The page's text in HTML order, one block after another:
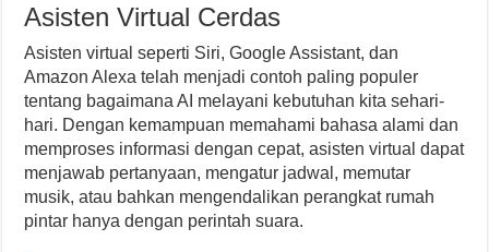
Asisten Virtual Cerdas
Asisten virtual seperti Siri, Google Assistant, dan
Amazon Alexa telah menjadi contoh paling populer
tentang bagaimana AI melayani kebutuhan kita sehari-
hari. Dengan kemampuan memahami bahasa alami dan
memproses informasi dengan cepat, asisten virtual dapat
menjawab pertanyaan, mengatur jadwal, memutar
musik, atau bahkan mengendalikan perangkat rumah
pintar hanya dengan perintah suara.